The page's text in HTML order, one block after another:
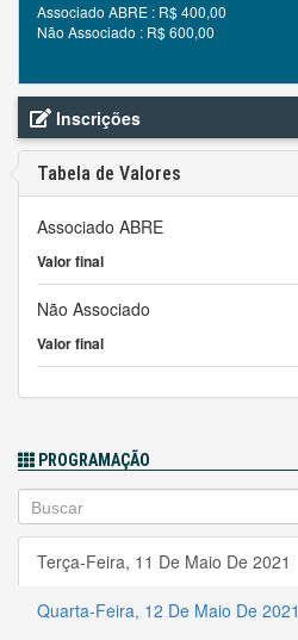
Associado ABRE : R$ 400,00
Não Associado : R$ 600,00
Inscrições
Tabela de Valores
Associado ABRE
Valor final
Não Associado
Valor final
PROGRAMAÇÃO
Terça-Feira, 11 De Maio De 2021
Quarta-Feira, 12 De Maio De 2021